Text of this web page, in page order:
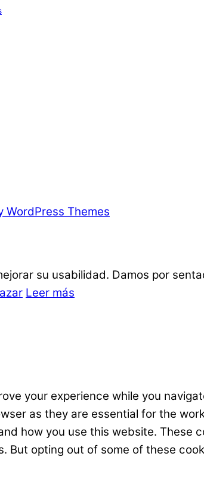
WordPress Themes
su usabilidad. Damos por
Leer más
your experience while you
as they are essential for the
how you use this website. These
But opting out of some of these